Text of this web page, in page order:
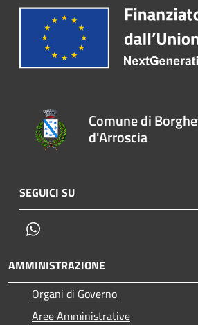
Comune di
d'Arroscia
SEGUICI SU
AMMINISTRAZIONE
Organi di Governo
Aree Amministrative